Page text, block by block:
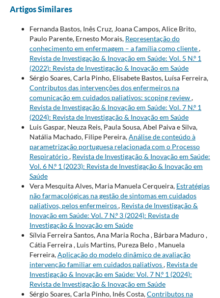
Artigos Similares
Fernanda Bastos, Inês Cruz, Joana Campos, Alice Brito,
Paulo Parente, Ernesto Morais, Representação do
conhecimento em enfermagem – a família como cliente,
Revista de Investigação & Inovação em Saúde: Vol. 5 N.º 1
(2022): Revista de Investigação & Inovação em Saúde
Sérgio Soares, Carla Pinho, Elisabete Bastos, Luísa Ferreira,
Contributos das intervenções dos enfermeiros na
comunicação em cuidados paliativos: scoping review,
Revista de Investigação & Inovação em Saúde: Vol. 7 N.º 1
(2024): Revista de Investigação & Inovação em Saúde
Luis Gaspar, Neuza Reis, Paula Sousa, Abel Paiva e Silva,
Natália Machado, Filipe Pereira,Análise de conteúdo à
parametrização portuguesa relacionada com o Processo
Respiratório, Revista de Investigação & Inovação em Saúde:
Vol. 6 N.º 1 (2023): Revista de Investigação & Inovação em
Saúde
Vera Mesquita Alves, Maria Manuela Cerqueira, Estratégias
não farmacológicas na gestão de sintomas em cuidados
paliativos, pelos enfermeiros, Revista de Investigação &
Inovação em Saúde: Vol. 7 N.º 3 (2024): Revista de
Investigação & Inovação em Saúde
Sílvia Ferreira Santos, Ana Maria Rocha , Bárbara Maduro ,
Cátia Ferreira , Luis Martins, Pureza Belo , Manuela
Ferreira,Aplicação do modelo dinâmico de avaliação
intervenção familiar em cuidados paliativos, Revista de
Investigação & Inovação em Saúde: Vol. 7 N.º 1 (2024):
Revista de Investigação & Inovação em Saúde
Sérgio Soares, Carla Pinho, Inês Costa,Contributos na